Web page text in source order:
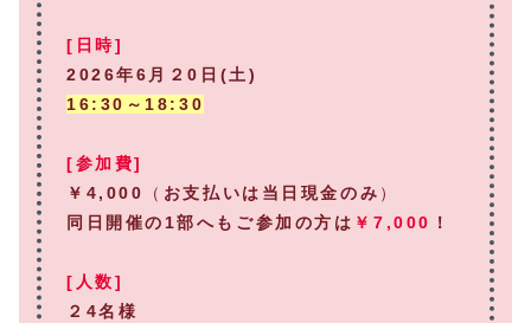
[日時]
2026年6月２0日(土)
16:30～18:30
[参加費]
￥4,000
（ お支払いは当日現金のみ ）
同日開催の1部へもご参加の方は ￥7,000 ！
[人数]
２4名様